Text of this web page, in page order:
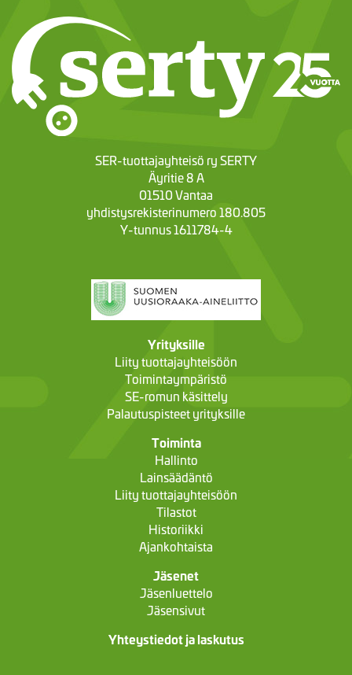
SER-tuottajayhteisö ry SERTY
Äyritie 8 A
01510 Vantaa
yhdistysrekisterinumero 180.805
Y-tunnus 1611784-4
Yrityksille
Liity tuottajayhteisöön
Toimintaympäristö
SE-romun käsittely
Palautuspisteet yrityksille
Toiminta
Hallinto
Lainsäädäntö
Liity tuottajayhteisöön
Tilastot
Historiikki
Ajankohtaista
Jäsenet
Jäsenluettelo
Jäsensivut
Yhteystiedot ja laskutus